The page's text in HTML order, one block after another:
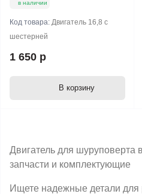
в наличии
Код товара: Двигатель 16,8 с
шестерней
1 650 р
В корзину
Двигатель для шуруповерта
запчасти и комплектующие
Ищете надежные детали для